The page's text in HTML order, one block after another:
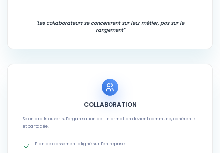
"Les collaborateurs se concentrent sur leur métier, pas sur le
rangement"
COLLABORATION
Selon droits ouverts, l'organisation de l'information devient commune, cohérente
et partagée.
Plan de classement aligné sur l'entreprise